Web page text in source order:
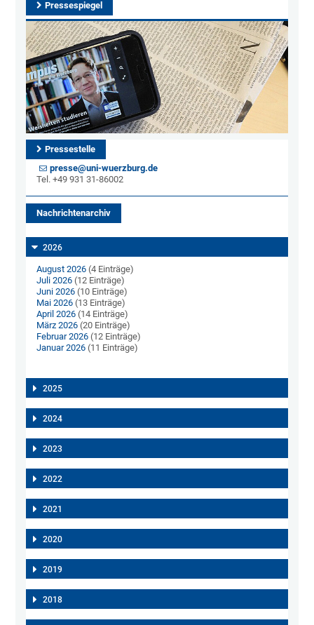
Pressespiegel
Pressestelle
presse@uni-wuerzburg.de
Tel. +49 931 31-86002
Nachrichtenarchiv
2026
August 2026 (4 Einträge)
Juli 2026 (12 Einträge)
Juni 2026 (10 Einträge)
Mai 2026 (13 Einträge)
April 2026 (14 Einträge)
März 2026 (20 Einträge)
Februar 2026 (12 Einträge)
Januar 2026 (11 Einträge)
2025
2024
2023
2022
2021
2020
2019
2018